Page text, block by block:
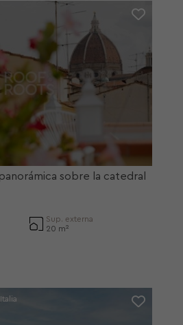
sobre la catedral
Sup. externa
20 m²